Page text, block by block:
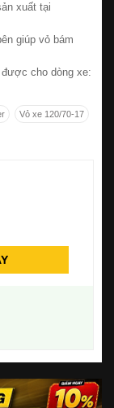
xuất tại
giúp vỏ bám
cho dòng xe:
Vỏ xe 120/70-17